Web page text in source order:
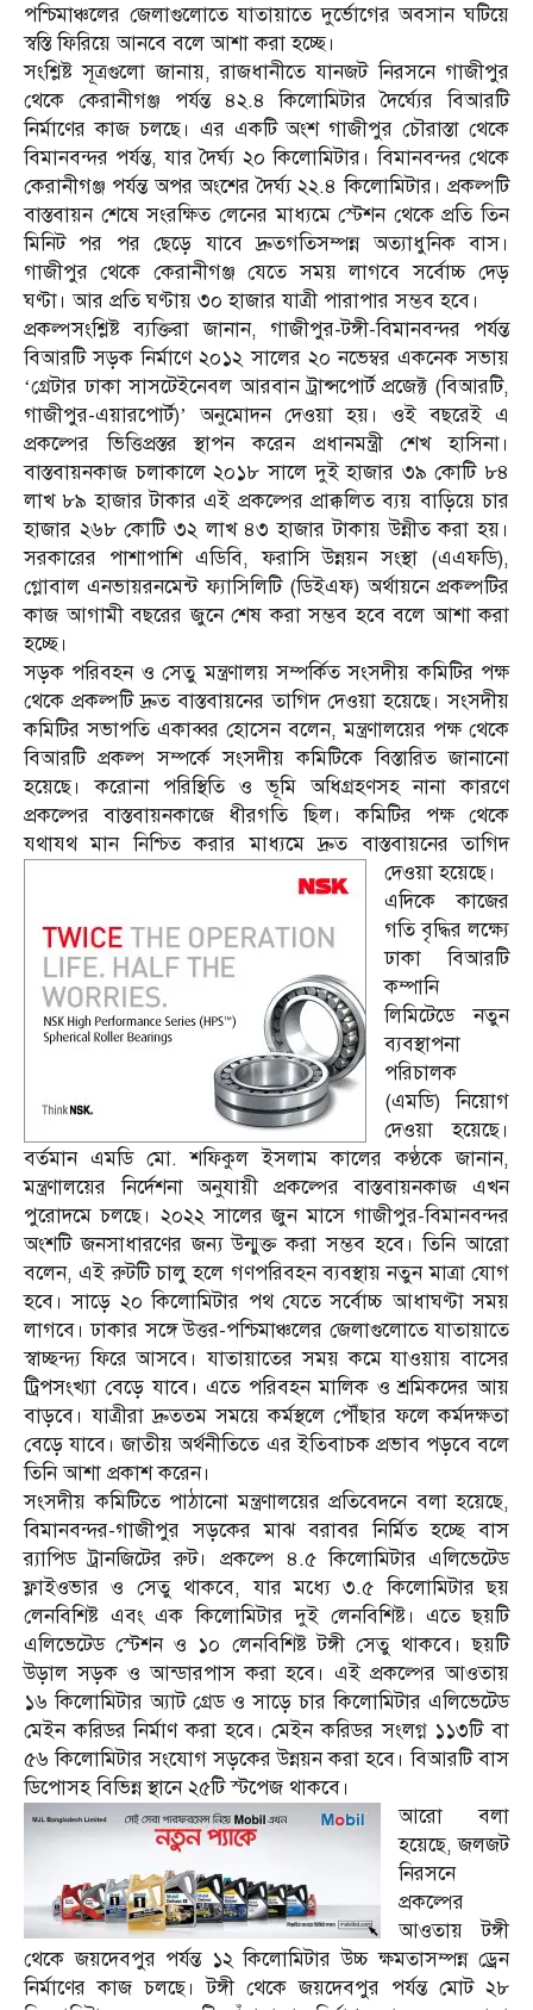
পশ্চিমাঞ্চলের জেলাগুলোতে যাতায়াতে দুর্ভোগের অবসান ঘটিয়ে
স্বস্তি ফিরিয়ে আনবে বলে আশা করা হচ্ছে।
সংশ্লিষ্ট সূত্রগুলো জানায়, রাজধানীতে যানজট নিরসনে গাজীপুর
থেকে কেরানীগঞ্জ পর্যন্ত ৪২.৪ কিলোমিটার দৈর্ঘ্যের বিআরটি
নির্মাণের কাজ চলছে। এর একটি অংশ গাজীপুর চৌরাস্তা থেকে
বিমানবন্দর পর্যন্ত, যার দৈর্ঘ্য ২০ কিলোমিটার। বিমানবন্দর থেকে
কেরানীগঞ্জ পর্যন্ত অপর অংশের দৈর্ঘ্য ২২.৪ কিলোমিটার। প্রকল্পটি
বাস্তবায়ন শেষে সংরক্ষিত লেনের মাধ্যমে স্টেশন থেকে প্রতি তিন
মিনিট পর পর ছেড়ে যাবে দ্রুতগতিসম্পন্ন অত্যাধুনিক বাস।
গাজীপুর থেকে কেরানীগঞ্জ যেতে সময় লাগবে সর্বোচ্চ দেড়
ঘণ্টা। আর প্রতি ঘণ্টায় ৩০ হাজার যাত্রী পারাপার সম্ভব হবে।
প্রকল্পসংশ্লিষ্ট ব্যক্তিরা জানান, গাজীপুর-টঙ্গী-বিমানবন্দর পর্যন্ত
বিআরটি সড়ক নির্মাণে ২০১২ সালের ২০ নভেম্বর একনেক সভায়
‘গ্রেটার ঢাকা সাসটেইনেবল আরবান ট্রান্সপোর্ট প্রজেক্ট (বিআরটি,
গাজীপুর-এয়ারপোর্ট)’ অনুমোদন দেওয়া হয়। ওই বছরেই এ
প্রকল্পের ভিত্তিপ্রস্তর স্থাপন করেন প্রধানমন্ত্রী শেখ হাসিনা।
বাস্তবায়নকাজ চলাকালে ২০১৮ সালে দুই হাজার ৩৯ কোটি ৮৪
লাখ ৮৯ হাজার টাকার এই প্রকল্পের প্রাক্কলিত ব্যয় বাড়িয়ে চার
হাজার ২৬৮ কোটি ৩২ লাখ ৪৩ হাজার টাকায় উন্নীত করা হয়।
সরকারের পাশাপাশি এডিবি, ফরাসি উন্নয়ন সংস্থা (এএফডি),
গ্লোবাল এনভায়রনমেন্ট ফ্যাসিলিটি (ডিইএফ) অর্থায়নে প্রকল্পটির
কাজ আগামী বছরের জুনে শেষ করা সম্ভব হবে বলে আশা করা
হচ্ছে।
সড়ক পরিবহন ও সেতু মন্ত্রণালয় সম্পর্কিত সংসদীয় কমিটির পক্ষ
থেকে প্রকল্পটি দ্রুত বাস্তবায়নের তাগিদ দেওয়া হয়েছে। সংসদীয়
কমিটির সভাপতি একাব্বর হোসেন বলেন, মন্ত্রণালয়ের পক্ষ থেকে
বিআরটি প্রকল্প সম্পর্কে সংসদীয় কমিটিকে বিস্তারিত জানানো
হয়েছে। করোনা পরিস্থিতি ও ভূমি অধিগ্রহণসহ নানা কারণে
প্রকল্পের বাস্তবায়নকাজে ধীরগতি ছিল। কমিটির পক্ষ থেকে
যথাযথ মান নিশ্চিত করার মাধ্যমে দ্রুত বাস্তবায়নের তাগিদ
দেওয়া হয়েছে।
এদিকে কাজের
গতি বৃদ্ধির লক্ষ্যে
ঢাকা বিআরটি
কম্পানি
লিমিটেডে নতুন
ব্যবস্থাপনা
পরিচালক
(এমডি) নিয়োগ
দেওয়া হয়েছে।
বর্তমান এমডি মো. শফিকুল ইসলাম কালের কণ্ঠকে জানান,
মন্ত্রণালয়ের নির্দেশনা অনুযায়ী প্রকল্পের বাস্তবায়নকাজ এখন
পুরোদমে চলছে। ২০২২ সালের জুন মাসে গাজীপুর-বিমানবন্দর
অংশটি জনসাধারণের জন্য উন্মুক্ত করা সম্ভব হবে। তিনি আরো
বলেন, এই রুটটি চালু হলে গণপরিবহন ব্যবস্থায় নতুন মাত্রা যোগ
হবে। সাড়ে ২০ কিলোমিটার পথ যেতে সর্বোচ্চ আধাঘণ্টা সময়
লাগবে। ঢাকার সঙ্গে উত্তর-পশ্চিমাঞ্চলের জেলাগুলোতে যাতায়াতে
স্বাচ্ছন্দ্য ফিরে আসবে। যাতায়াতের সময় কমে যাওয়ায় বাসের
ট্রিপসংখ্যা বেড়ে যাবে। এতে পরিবহন মালিক ও শ্রমিকদের আয়
বাড়বে। যাত্রীরা দ্রুততম সময়ে কর্মস্থলে পৌঁছার ফলে কর্মদক্ষতা
বেড়ে যাবে। জাতীয় অর্থনীতিতে এর ইতিবাচক প্রভাব পড়বে বলে
তিনি আশা প্রকাশ করেন।
সংসদীয় কমিটিতে পাঠানো মন্ত্রণালয়ের প্রতিবেদনে বলা হয়েছে,
বিমানবন্দর-গাজীপুর সড়কের মাঝ বরাবর নির্মিত হচ্ছে বাস
র‌্যাপিড ট্রানজিটের রুট। প্রকল্পে ৪.৫ কিলোমিটার এলিভেটেড
ফ্লাইওভার ও সেতু থাকবে, যার মধ্যে ৩.৫ কিলোমিটার ছয়
লেনবিশিষ্ট এবং এক কিলোমিটার দুই লেনবিশিষ্ট। এতে ছয়টি
এলিভেটেড স্টেশন ও ১০ লেনবিশিষ্ট টঙ্গী সেতু থাকবে। ছয়টি
উড়াল সড়ক ও আন্ডারপাস করা হবে। এই প্রকল্পের আওতায়
১৬ কিলোমিটার অ্যাট গ্রেড ও সাড়ে চার কিলোমিটার এলিভেটেড
মেইন করিডর নির্মাণ করা হবে। মেইন করিডর সংলগ্ন ১১৩টি বা
৫৬ কিলোমিটার সংযোগ সড়কের উন্নয়ন করা হবে। বিআরটি বাস
ডিপোসহ বিভিন্ন স্থানে ২৫টি স্টপেজ থাকবে।
আরো বলা
হয়েছে, জলজট
নিরসনে
প্রকল্পের
আওতায় টঙ্গী
থেকে জয়দেবপুর পর্যন্ত ১২ কিলোমিটার উচ্চ ক্ষমতাসম্পন্ন ড্রেন
নির্মাণের কাজ চলছে। টঙ্গী থেকে জয়দেবপুর পর্যন্ত মোট ২৮